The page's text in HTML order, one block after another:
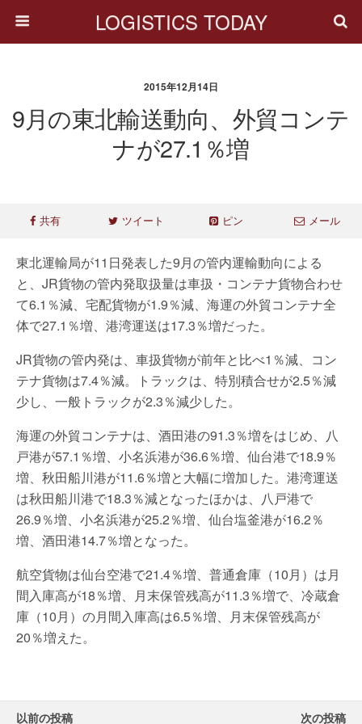
LOGISTICS TODAY
2015年12月14日
9月の東北輸送動向、外貿コンテ
ナが27.1％増
共有 ツイート ピン メール
東北運輸局が11日発表した9月の管内運輸動向による
と、JR貨物の管内発取扱量は車扱・コンテナ貨物合わせ
て6.1％減、宅配貨物が1.9％減、海運の外貿コンテナ全
体で27.1％増、港湾運送は17.3％増だった。
JR貨物の管内発は、車扱貨物が前年と比べ1％減、コン
テナ貨物は7.4％減。トラックは、特別積合せが2.5％減
少し、一般トラックが2.3％減少した。
海運の外貿コンテナは、酒田港の91.3％増をはじめ、八
戸港が57.1％増、小名浜港が36.6％増、仙台港で18.9％
増、秋田船川港が11.6％増と大幅に増加した。港湾運送
は秋田船川港で18.3％減となったほかは、八戸港で
26.9％増、小名浜港が25.2％増、仙台塩釜港が16.2％
増、酒田港14.7％増となった。
航空貨物は仙台空港で21.4％増、普通倉庫（10月）は月
間入庫高が18％増、月末保管残高が11.3％増で、冷蔵倉
庫（10月）の月間入庫高は6.5％増、月末保管残高が
20％増えた。
以前の投稿 次の投稿